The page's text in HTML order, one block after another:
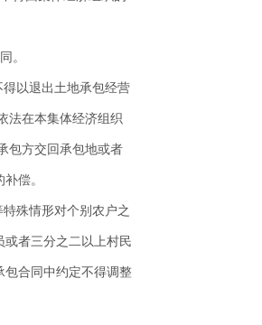
。
以退出土地承包经营
法在本集体经济组织
包方交回承包地或者
偿。
殊情形对个别农户之
者三分之二以上村民
包合同中约定不得调整